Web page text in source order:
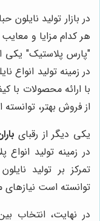
در بازار تولید
هر کدام مزایا و
"پارس پلاستیک" یکی
در زمینه تولید انواع
با ارائه محصولات با
از فروش بهتر،
یکی دیگر از رقبای
در زمینه تولید انواع
تمرکز بر تولید
توانسته است نیازهای
در نهایت، انتخاب